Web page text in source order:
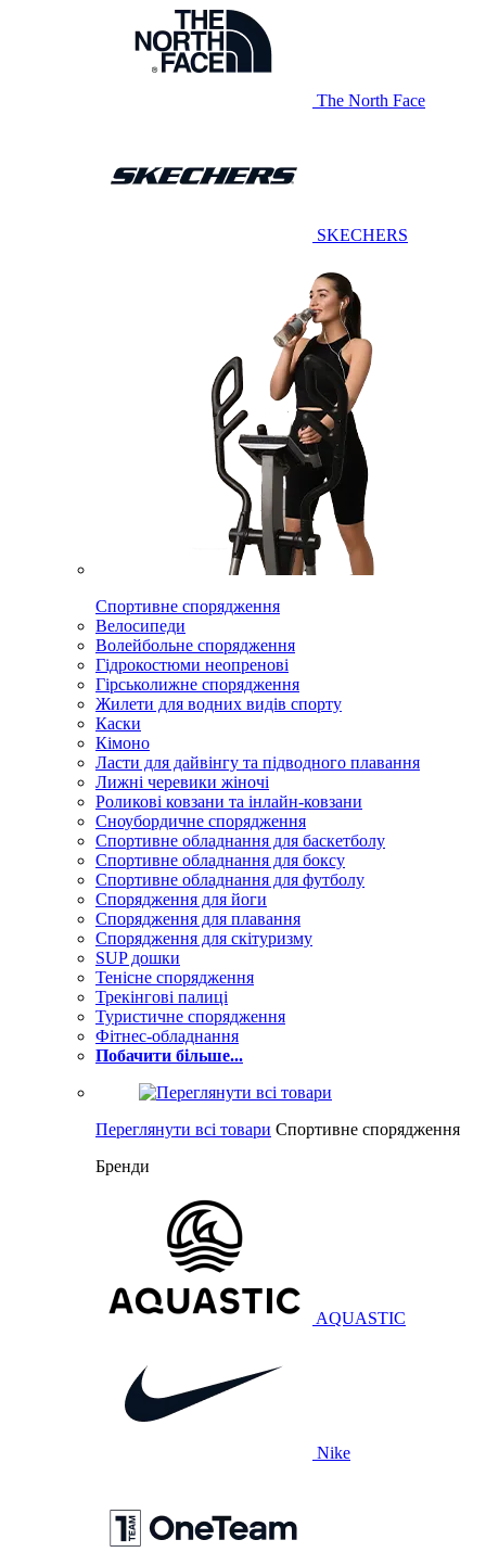
The North Face
SKECHERS
Спортивне спорядження
Велосипеди
Волейбольне спорядження
Гідрокостюми неопренові
Гірськолижне спорядження
Жилети для водних видів спорту
Каски
Кімоно
Ласти для дайвінгу та підводного плавання
Лижні черевики жіночі
Роликові ковзани та інлайн-ковзани
Сноубордичне спорядження
Спортивне обладнання для баскетболу
Спортивне обладнання для боксу
Спортивне обладнання для футболу
Спорядження для йоги
Спорядження для плавання
Спорядження для скітуризму
SUP дошки
Тенісне спорядження
Трекінгові палиці
Туристичне спорядження
Фітнес-обладнання
Побачити більше...
Переглянути всі товари Спортивне спорядження
Бренди
AQUASTIC
Nike